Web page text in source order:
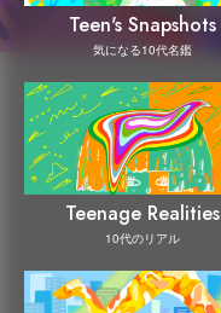
Teen's Snapshots
気になる10代名鑑
Teenage Realities
10代のリアル